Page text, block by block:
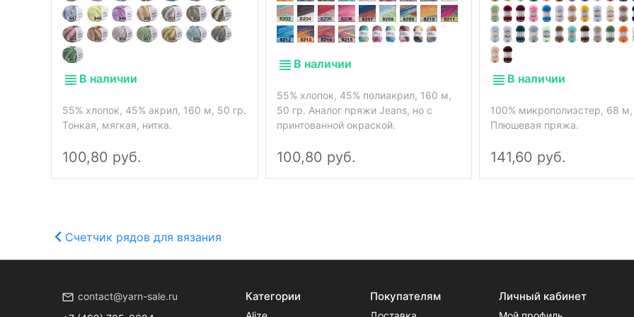
В наличии
55% хлопок, 45% акрил, 160 м, 50 гр.
Тонкая, мягкая, нитка.
100,80 руб.
В наличии
55% хлопок, 45% полиакрил, 160 м,
50 гр. Аналог пряжи Jeans, но с
принтованной окраской.
100,80 руб.
В наличии
100% микрополиэстер, 68 м,
Плюшевая пряжа.
141,60 руб.
Счетчик рядов для вязания
contact@yarn-sale.ru
Категории Покупателям Личный кабинет